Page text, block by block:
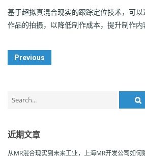
基于超拟真混合现实的跟踪定位技术，可
作品的拍摄，以降低制作成本，提升制作内
Post
Navigation
Previous
for:
近期文章
从MR混合现实到未来工业，上海MR开发公司如何